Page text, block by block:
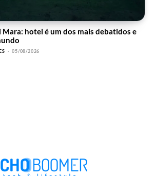
hotel é um dos mais debatidos e
- 05/08/2026